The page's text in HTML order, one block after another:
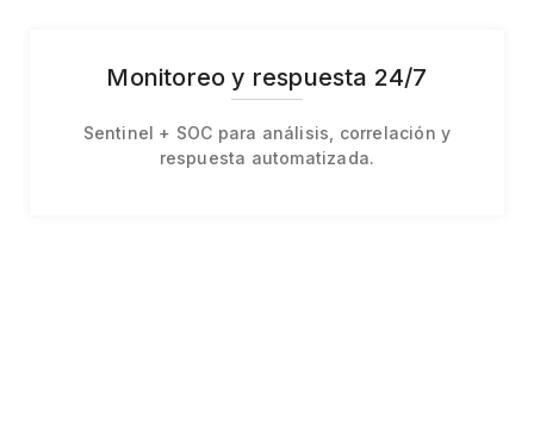
Monitoreo y respuesta 24/7
Sentinel + SOC para análisis, correlación y
respuesta automatizada.